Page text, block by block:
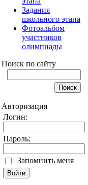
Задания
школьного этапа
Фотоальбом
участников
олимпиады
Поиск по сайту
Авторизация
Логин:
Пароль:
Запомнить меня